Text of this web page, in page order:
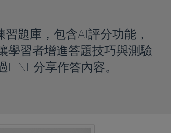
題庫，包含AI評分功能，
學習者增進答題技巧與測驗
分享作答內容。